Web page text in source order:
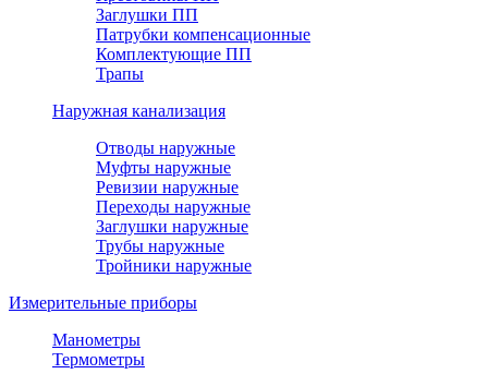
Заглушки ПП
Патрубки компенсационные
Комплектующие ПП
Трапы
Наружная канализация
Отводы наружные
Муфты наружные
Ревизии наружные
Переходы наружные
Заглушки наружные
Трубы наружные
Тройники наружные
Измерительные приборы
Манометры
Термометры